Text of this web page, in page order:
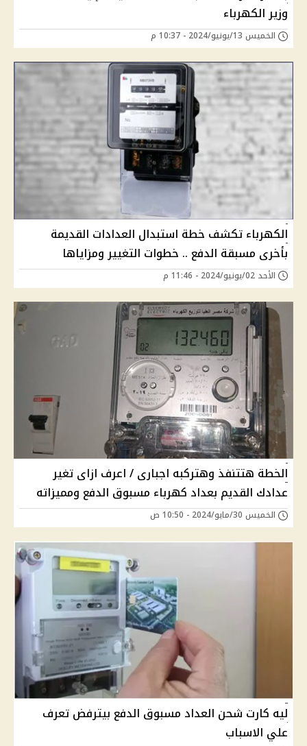
وزير الكهرباء
الخميس 13/يونيو/2024 - 10:37 م
الكهرباء تكشف خطة استبدال العدادات القديمة
بأخرى مسبقة الدفع .. خطوات التغيير ومزاياها
الأحد 02/يونيو/2024 - 11:46 م
الخطة هتتنفذ وهتركبه اجبارى / اعرف ازاى تغير
عدادك القديم بعداد كهرباء مسبوق الدفع ومميزاته
الخميس 30/مايو/2024 - 10:50 ص
ليه كارت شحن العداد مسبوق الدفع بيترفض تعرف
علي الاسباب